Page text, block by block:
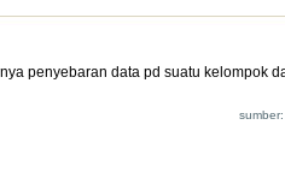
penyebaran data pd suatu kelompok